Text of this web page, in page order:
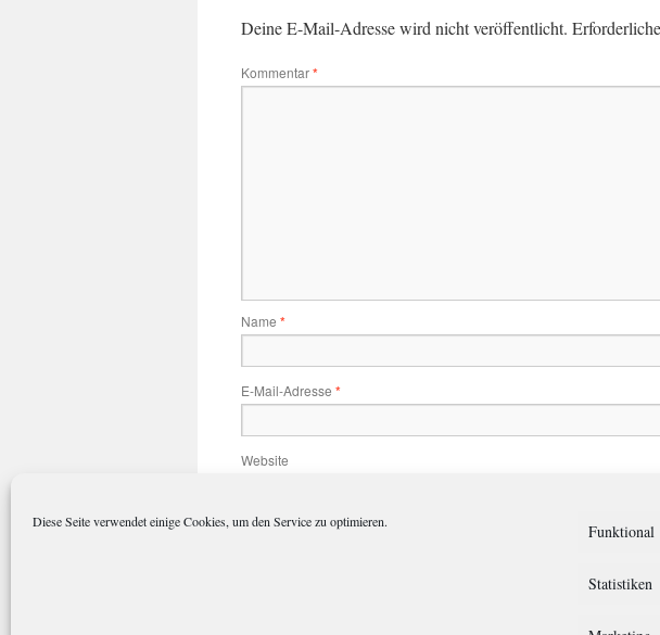
Diese Seite verwendet einige Cookies, um den Service zu optimieren. Funktional
Statistiken
Deine E-Mail-Adresse wird nicht veröffentlicht.
Kommentar*
Name *
E-Mail-Adresse *
Website
Name, E-Mail-Adresse und Website in diesem Browser für